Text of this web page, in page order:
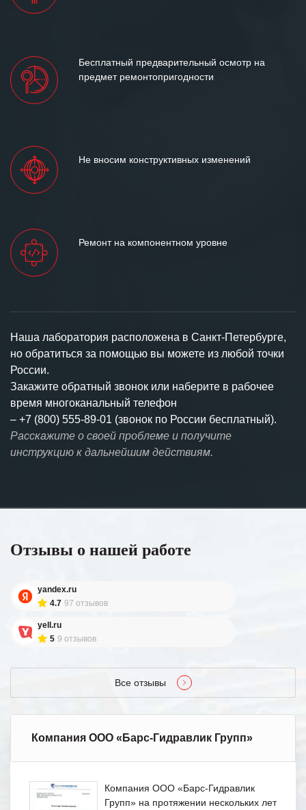
Бесплатный предварительный осмотр на
предмет ремонтопригодности
Не вносим конструктивных изменений
Ремонт на компонентном уровне
Наша лаборатория расположена в Санкт-Петербурге,
но обратиться за помощью вы можете из любой точки
России.
Закажите обратный звонок или наберите в рабочее
время многоканальный телефон
– +7 (800) 555-89-01 (звонок по России бесплатный).
Расскажите о своей проблеме и получите
инструкцию к дальнейшим действиям.
Отзывы о нашей работе
yandex.ru
4.7 97 отзывов
yell.ru
5 9 отзывов
Все отзывы
Компания ООО «Барс-Гидравлик Групп»
Компания ООО «Барс-Гидравлик
Групп» на протяжении нескольких лет